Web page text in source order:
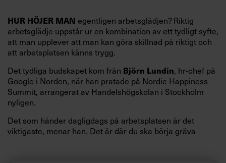
HUR HÖJER MAN egentligen arbetsglädjen? Riktig
arbetsglädje uppstår ur en kombination av ett tydligt syfte,
att man upplever att man kan göra skillnad på riktigt och
att arbetsplatsen känns trygg.
Det tydliga budskapet kom från Björn Lundin, hr-chef på
Google i Norden, när han pratade på Nordic Happiness
Summit, arrangerat av Handelshögskolan i Stockholm
nyligen.
Det som händer dagligdags på arbetsplatsen är det
viktigaste, menar han. Det är där du ska börja gräva